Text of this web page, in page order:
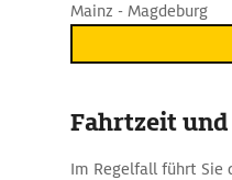
Mainz - Magdeburg
Fahrtzeit
Im Regelfall führt Sie